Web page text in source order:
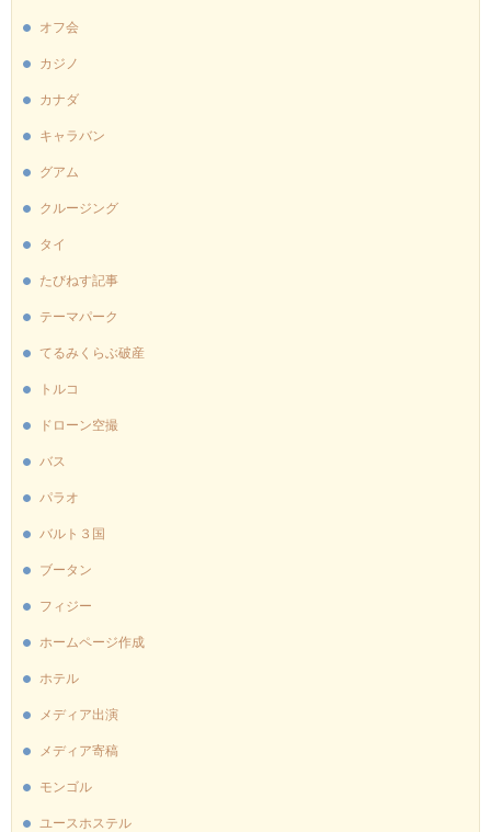
オフ会
カジノ
カナダ
キャラバン
グアム
クルージング
タイ
たびねす記事
テーマパーク
てるみくらぶ破産
トルコ
ドローン空撮
バス
パラオ
バルト３国
ブータン
フィジー
ホームページ作成
ホテル
メディア出演
メディア寄稿
モンゴル
ユースホステル